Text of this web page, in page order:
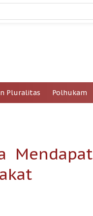
Pluralitas Polhukam
Mendapat